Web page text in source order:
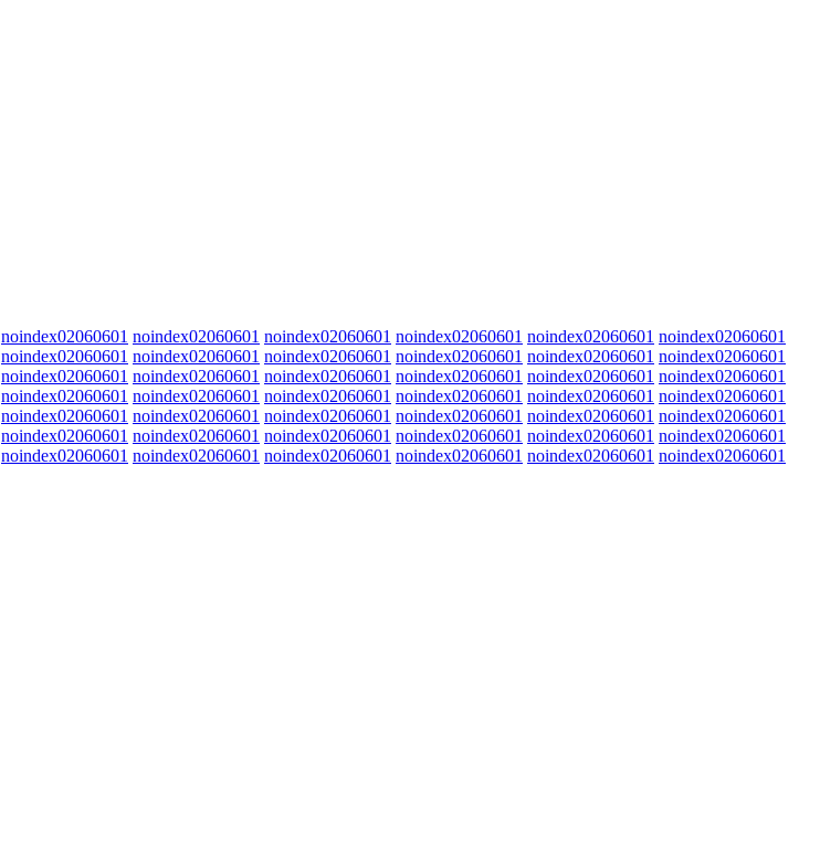
noindex02060601 noindex02060601 noindex02060601 noindex02060601 noindex02060601 noindex02060601
noindex02060601 noindex02060601 noindex02060601 noindex02060601 noindex02060601 noindex02060601
noindex02060601 noindex02060601 noindex02060601 noindex02060601 noindex02060601 noindex02060601
noindex02060601 noindex02060601 noindex02060601 noindex02060601 noindex02060601 noindex02060601
noindex02060601 noindex02060601 noindex02060601 noindex02060601 noindex02060601 noindex02060601
noindex02060601 noindex02060601 noindex02060601 noindex02060601 noindex02060601 noindex02060601
noindex02060601 noindex02060601 noindex02060601 noindex02060601 noindex02060601 noindex02060601